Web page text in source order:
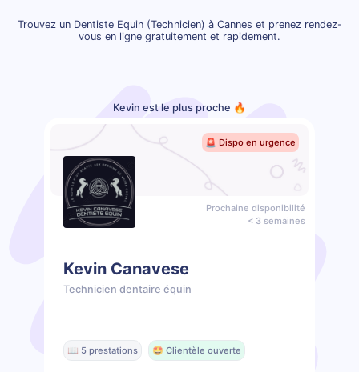
Trouvez un Dentiste Equin (Technicien) à Cannes et prenez rendez-
vous en ligne gratuitement et rapidement.
Kevin est le plus proche 🔥
🚨 Dispo en urgence
Prochaine disponibilité
< 3 semaines
Kevin Canavese
Technicien dentaire équin
📖 5 prestations 🤩 Clientèle ouverte